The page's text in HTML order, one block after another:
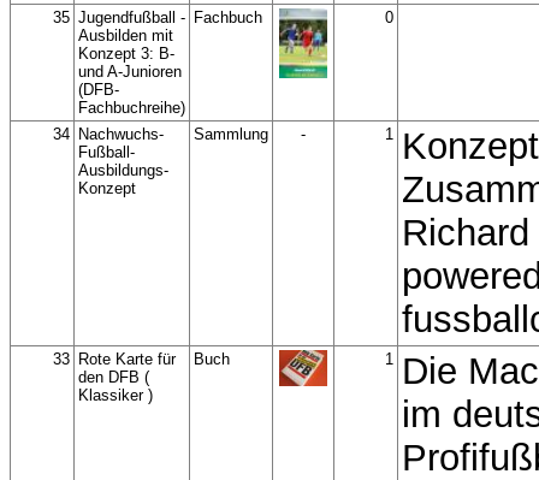
35 Jugendfußball -
Ausbilden mit
Konzept 3: B-
und A-Junioren
(DFB-
Fachbuchreihe)
Fachbuch 0
34 Nachwuchs-
Fußball-
Ausbildungs-
Konzept
Sammlung - 1 Konzept
33 Rote Karte für
den DFB (
Klassiker )
Buch 1 Die
im